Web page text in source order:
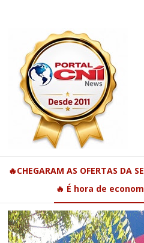
🔥CHEGARAM AS OFERTAS DA
🔥 É hora de